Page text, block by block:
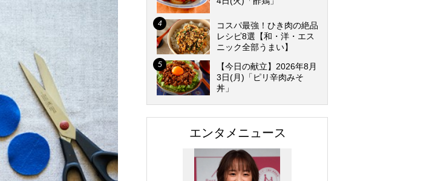
コスパ最強！ひき肉の絶品
レシピ8選【和・洋・エス
ニック全部うまい】
【今日の献立】2026年8月
3日(月)「ピリ辛肉みそ
丼」
エンタメニュース